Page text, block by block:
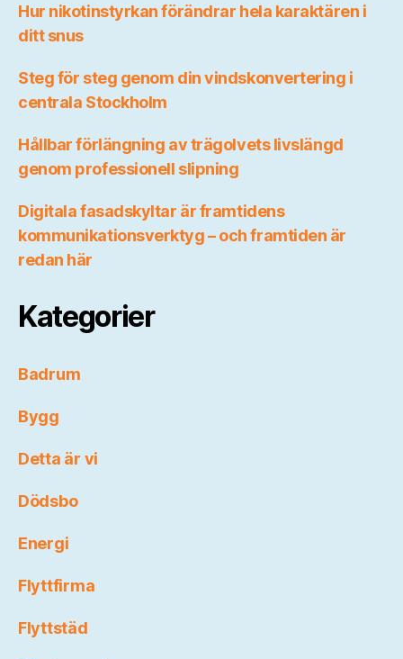
Hur nikotinstyrkan förändrar hela karaktären i
ditt snus
Steg för steg genom din vindskonvertering i
centrala Stockholm
Hållbar förlängning av trägolvets livslängd
genom professionell slipning
Digitala fasadskyltar är framtidens
kommunikationsverktyg – och framtiden är
redan här
Kategorier
Badrum
Bygg
Detta är vi
Dödsbo
Energi
Flyttfirma
Flyttstäd